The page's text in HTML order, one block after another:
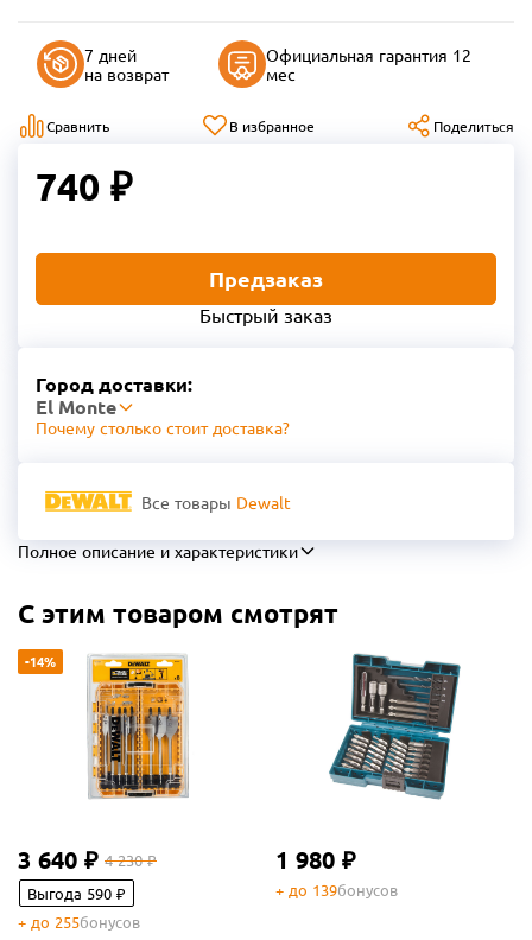
7 дней
на возврат
Официальная гарантия 12
мес
Сравнить В избранное Поделиться
740 ₽
Предзаказ
Быстрый заказ
Город доставки:
El Monte
Почему столько стоит доставка?
Все товары Dewalt
Полное описание и характеристики
С этим товаром смотрят
-14%
3 640 ₽ 4 230 ₽
Выгода 590 ₽
+ до 255бонусов
1 980 ₽
+ до 139бонусов